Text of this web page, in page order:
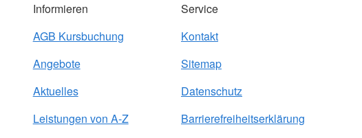
Informieren
AGB Kursbuchung
Angebote
Aktuelles
Leistungen von A-Z
Service
Kontakt
Sitemap
Datenschutz
Barrierefreiheitserklärung